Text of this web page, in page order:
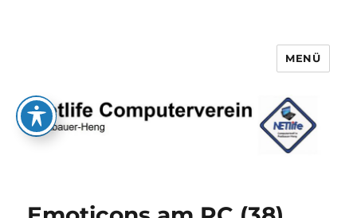
MENÜ